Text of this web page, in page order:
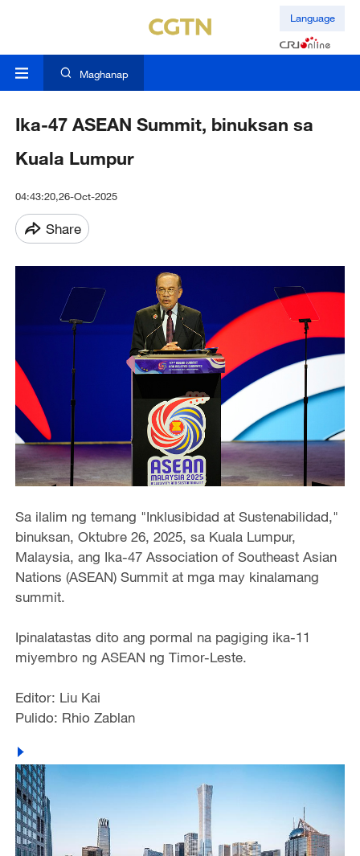
Language
Maghanap
Ika-47 ASEAN Summit, binuksan sa
Kuala Lumpur
04:43:20,26-Oct-2025
Share
Sa ilalim ng temang "Inklusibidad at Sustenabilidad,"
binuksan, Oktubre 26, 2025, sa Kuala Lumpur,
Malaysia, ang Ika-47 Association of Southeast Asian
Nations (ASEAN) Summit at mga may kinalamang
summit.
Ipinalatastas dito ang pormal na pagiging ika-11
miyembro ng ASEAN ng Timor-Leste.
Editor: Liu Kai
Pulido: Rhio Zablan